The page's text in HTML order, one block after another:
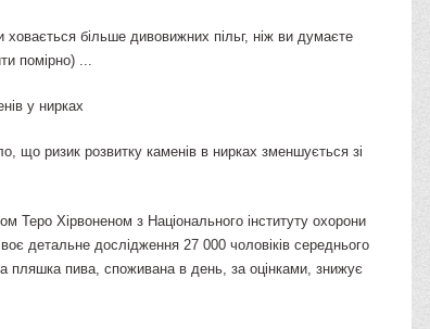
більше дивовижних пільг, ніж ви думаєте
помірно) ...
у нирках
що ризик розвитку каменів в нирках зменшується зі
Теро Хірвоненом з Національного інституту охорони
детальне дослідження 27 000 чоловіків середнього
пляшка пива, споживана в день, за оцінками, знижує